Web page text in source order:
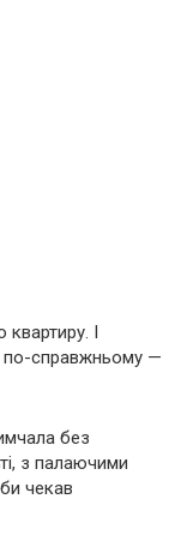
І
по-справжньому —
без
з палаючими
чекав